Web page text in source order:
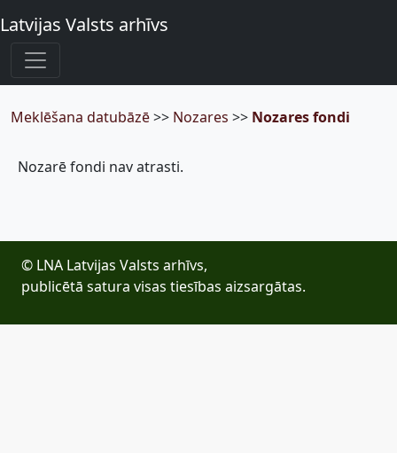
Latvijas Valsts arhīvs
Meklēšana datubāzē>> Nozares >> Nozares fondi
Nozarē fondi nav atrasti.
© LNA Latvijas Valsts arhīvs,
publicētā satura visas tiesības aizsargātas.